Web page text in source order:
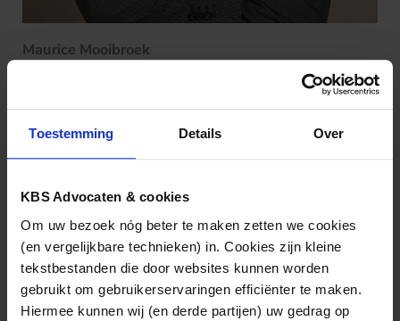
Toestemming Details Over
KBS Advocaten & cookies
Om uw bezoek nóg beter te maken zetten we cookies
(en vergelijkbare technieken) in. Cookies zijn kleine
tekstbestanden die door websites kunnen worden
gebruikt om gebruikerservaringen efficiënter te maken.
Hiermee kunnen wij (en derde partijen) uw gedrag op
Maurice Mooibroek